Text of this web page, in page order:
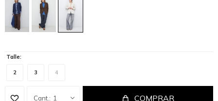
Talle:
2 3 4
1 COMPRAR